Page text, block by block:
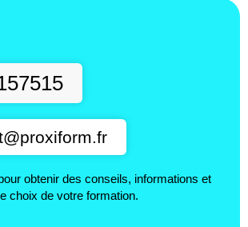
obtenir des conseils, informations et
choix de votre formation.